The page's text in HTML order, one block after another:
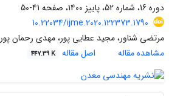
دوره 16، شماره 52، پاییز 1400، صفحه
41-50
10.22034/ijme.2020.122373.1790
مرتضی شناور، مجید عطایی پور، مهدی رحمان پور
مشاهده مقاله
اصل مقاله 447.39 K